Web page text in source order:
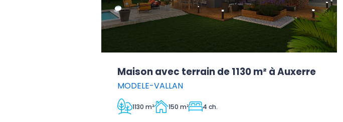
Maison avec terrain de 1130 m² à Auxerre
MODELE-VALLAN
1130 m² 150 m² 4 ch.